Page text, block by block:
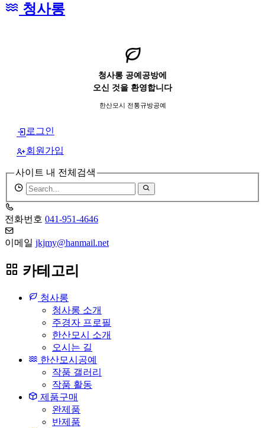
청사롱
청사롱 공예공방에
오신 것을 환영합니다
한산모시 전통규방공예
로그인
회원가입
사이트 내 전체검색
검
색
필
수
전화번호 041-951-4646
이메일 jkjmy@hanmail.net
카테고리
청사롱
청사롱 소개
주경자 프로필
한산모시 소개
오시는 길
한산모시공예
작품 갤러리
작품 활동
제품구매
완제품
반제품